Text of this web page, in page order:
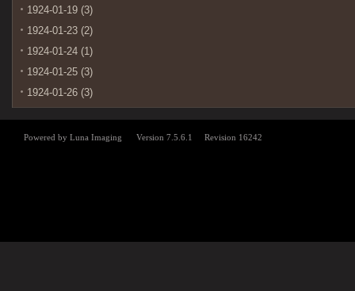
1924-01-19 (3)
1924-01-23 (2)
1924-01-24 (1)
1924-01-25 (3)
1924-01-26 (3)